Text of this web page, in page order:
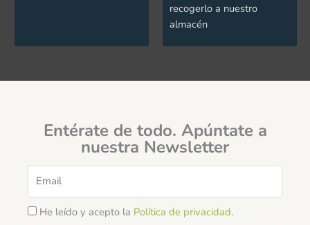
recogerlo a nuestro
almacén
Entérate de todo. Apúntate a
nuestra Newsletter
He leído y acepto la Política de privacidad.